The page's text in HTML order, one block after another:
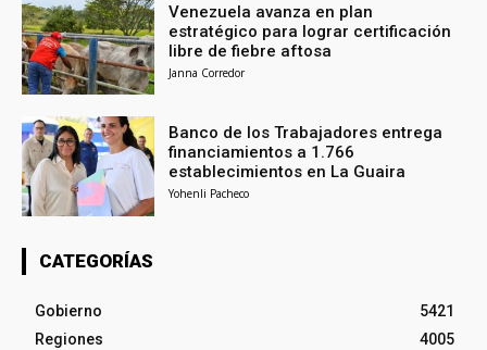
Venezuela avanza en plan
estratégico para lograr certificación
libre de fiebre aftosa
Janna Corredor
Banco de los Trabajadores entrega
financiamientos a 1.766
establecimientos en La Guaira
Yohenli Pacheco
CATEGORÍAS
Gobierno
5421
Regiones
4005